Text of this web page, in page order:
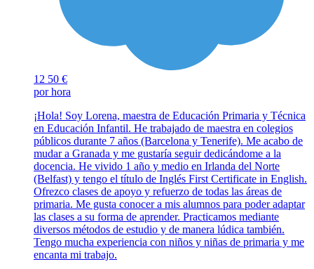
12 50 €
por hora
¡Hola! Soy Lorena, maestra de Educación Primaria y Técnica
en Educación Infantil. He trabajado de maestra en colegios
públicos durante 7 años (Barcelona y Tenerife). Me acabo de
mudar a Granada y me gustaría seguir dedicándome a la
docencia. He vivido 1 año y medio en Irlanda del Norte
(Belfast) y tengo el título de Inglés First Certificate in English.
Ofrezco clases de apoyo y refuerzo de todas las áreas de
primaria. Me gusta conocer a mis alumnos para poder adaptar
las clases a su forma de aprender. Practicamos mediante
diversos métodos de estudio y de manera lúdica también.
Tengo mucha experiencia con niños y niñas de primaria y me
encanta mi trabajo.